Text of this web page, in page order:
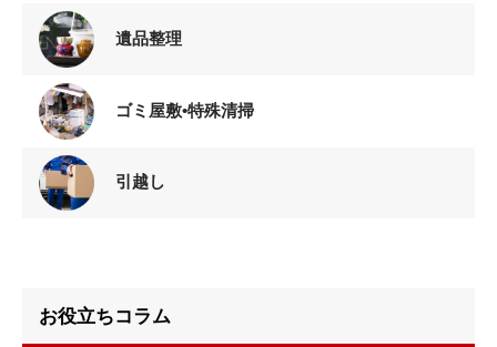
遺品整理
ゴミ屋敷•特殊清掃
引越し
お役立ちコラム